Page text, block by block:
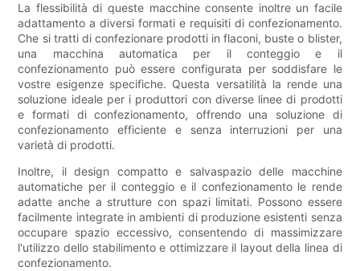
La flessibilità di queste macchine consente inoltre un facile
adattamento a diversi formati e requisiti di confezionamento.
Che si tratti di confezionare prodotti in flaconi, buste o blister,
una macchina automatica per il conteggio e il
confezionamento può essere configurata per soddisfare le
vostre esigenze specifiche. Questa versatilità la rende una
soluzione ideale per i produttori con diverse linee di prodotti
e formati di confezionamento, offrendo una soluzione di
confezionamento efficiente e senza interruzioni per una
varietà di prodotti.
Inoltre, il design compatto e salvaspazio delle macchine
automatiche per il conteggio e il confezionamento le rende
adatte anche a strutture con spazi limitati. Possono essere
facilmente integrate in ambienti di produzione esistenti senza
occupare spazio eccessivo, consentendo di massimizzare
l'utilizzo dello stabilimento e ottimizzare il layout della linea di
confezionamento.